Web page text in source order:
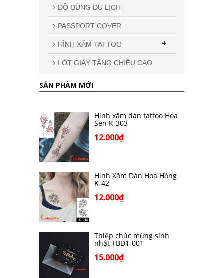
ĐỒ DÙNG DU LỊCH
PASSPORT COVER
HÌNH XĂM TATTOO +
LÓT GIÀY TĂNG CHIỀU CAO
SẢN PHẨM MỚI
Hình xăm dán tattoo Hoa
Sen K-303
12.000₫
Hình Xăm Dán Hoa Hồng
K-42
12.000₫
Thiệp chúc mừng sinh
nhật TBD1-001
15.000₫